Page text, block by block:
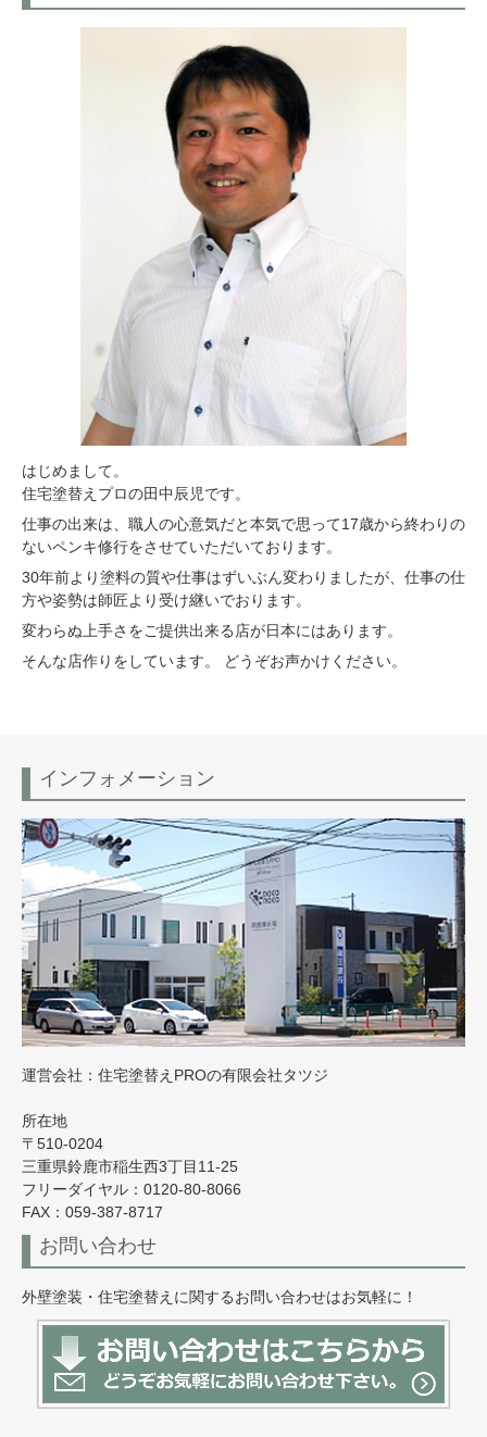
はじめまして。
住宅塗替えプロの田中辰児です。
仕事の出来は、職人の心意気だと本気で思って17歳から終わりの
ないペンキ修行をさせていただいております。
30年前より塗料の質や仕事はずいぶん変わりましたが、仕事の仕
方や姿勢は師匠より受け継いでおります。
変わらぬ上手さをご提供出来る店が日本にはあります。
そんな店作りをしています。 どうぞお声かけください。
インフォメーション
運営会社：住宅塗替えPROの有限会社タツジ
所在地
〒510-0204
三重県鈴鹿市稲生西3丁目11-25
フリーダイヤル：0120-80-8066
FAX：059-387-8717
お問い合わせ
外壁塗装・住宅塗替えに関するお問い合わせはお気軽に！